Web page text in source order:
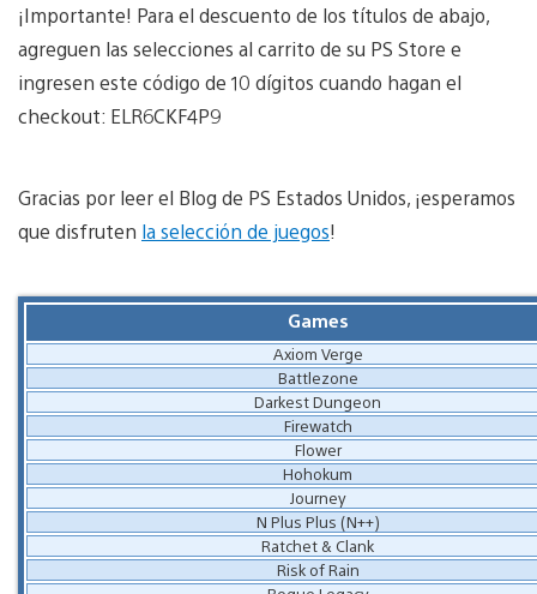
¡Importante! Para el descuento de los títulos de abajo,
agreguen las selecciones al carrito de su PS Store e
ingresen este código de 10 dígitos cuando hagan el
checkout: ELR6CKF4P9
Gracias por leer el Blog de PS Estados Unidos, ¡esperamos
que disfruten la selección de juegos!
Games
Axiom Verge
Battlezone
Darkest Dungeon
Firewatch
Flower
Hohokum
Journey
N Plus Plus (N++)
Ratchet & Clank
Risk of Rain